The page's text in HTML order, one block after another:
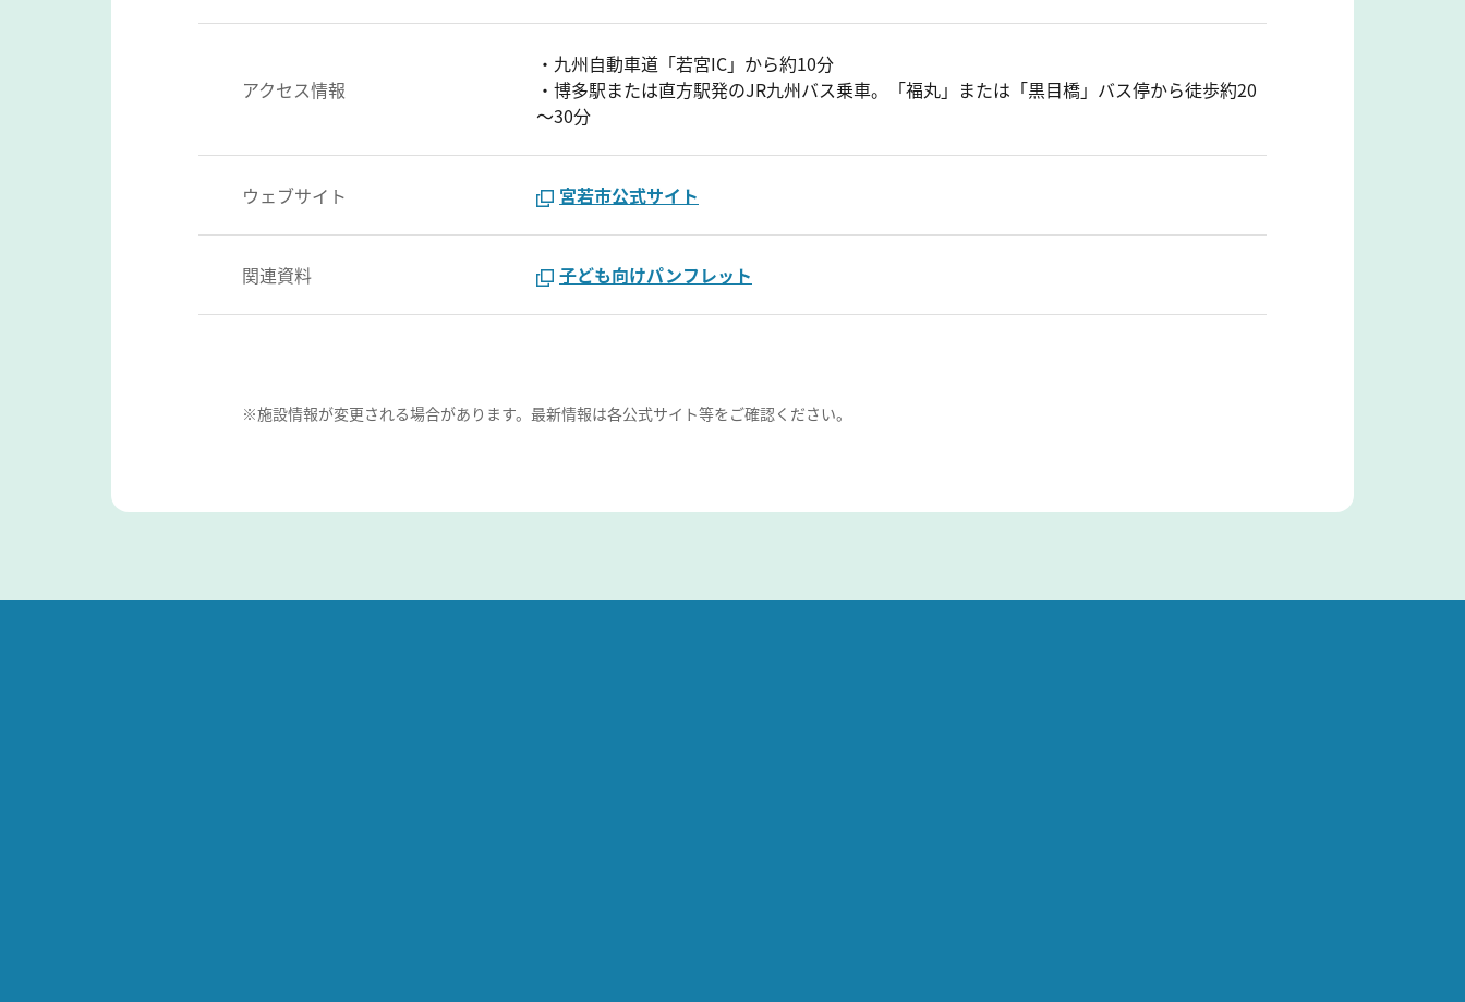
アクセス情報
・九州自動車道「若宮IC」から約10分
・博多駅または直方駅発のJR九州バス乗車。「福丸」または「黒目橋」バス停から徒歩約20
～30分
ウェブサイト 宮若市公式サイト
関連資料 子ども向けパンフレット
※施設情報が変更される場合があります。最新情報は各公式サイト等をご確認ください。